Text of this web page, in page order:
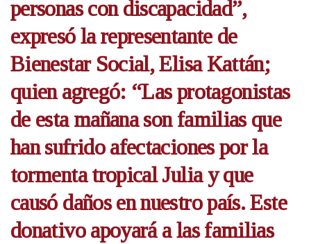
personas con discapacidad”,
expresó la representante de
Bienestar Social, Elisa Kattán;
quien agregó: “Las protagonistas
de esta mañana son familias que
han sufrido afectaciones por la
tormenta tropical Julia y que
causó daños en nuestro país. Este
donativo apoyará a las familias